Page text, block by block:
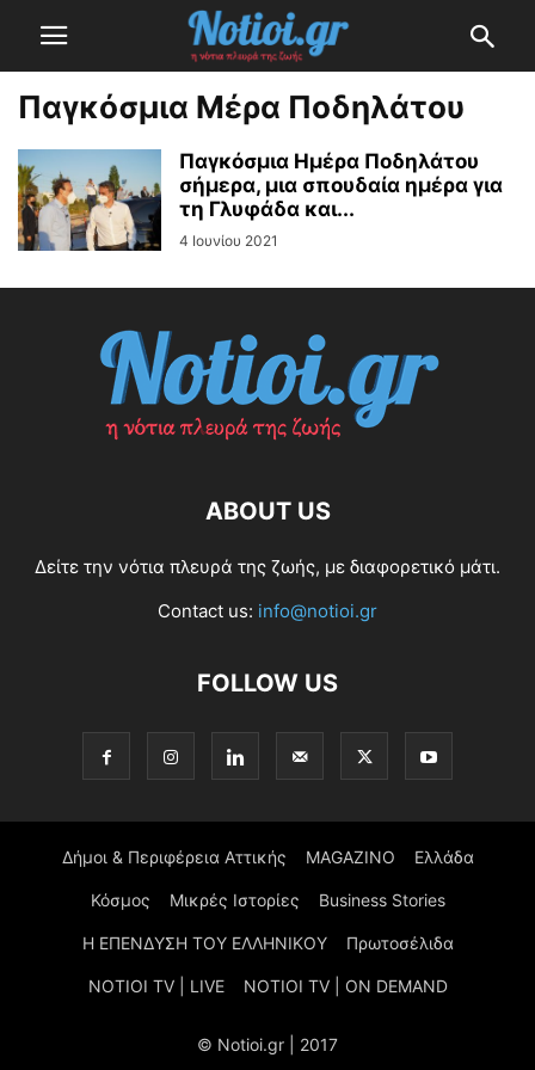
Παγκόσμια Μέρα Ποδηλάτου
Παγκόσμια Ημέρα Ποδηλάτου
σήμερα, μια σπουδαία ημέρα για
τη Γλυφάδα και...
4 Ιουνίου 2021
ABOUT US
Δείτε την νότια πλευρά της ζωής, με διαφορετικό μάτι.
Contact us: info@notioi.gr
FOLLOW US
Δήμοι & Περιφέρεια Αττικής MAGAZINO Ελλάδα
Κόσμος Μικρές Ιστορίες Business Stories
Η ΕΠΕΝΔΥΣΗ ΤΟΥ ΕΛΛΗΝΙΚΟΥ Πρωτοσέλιδα
NOTIOI TV | LIVE NOTIOI TV | ON DEMAND
© Notioi.gr | 2017